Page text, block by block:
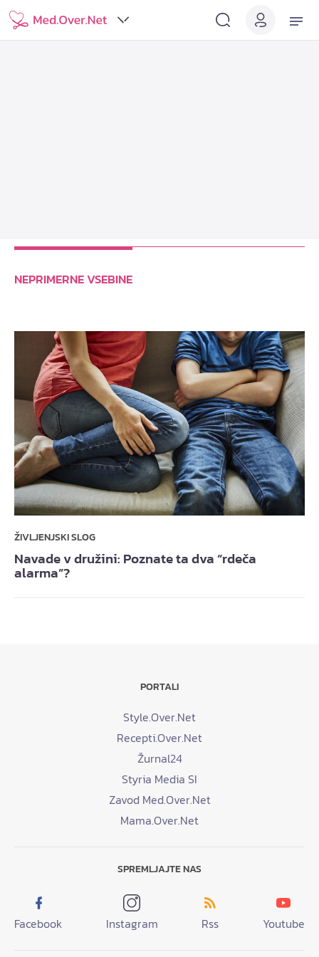
NEPRIMERNE VSEBINE
ŽIVLJENJSKI SLOG
Navade v družini: Poznate ta dva “rdeča
alarma”?
PORTALI
Style.Over.Net
Recepti.Over.Net
Žurnal24
Styria Media SI
Zavod Med.Over.Net
Mama.Over.Net
SPREMLJAJTE NAS
Facebook Instagram Rss Youtube